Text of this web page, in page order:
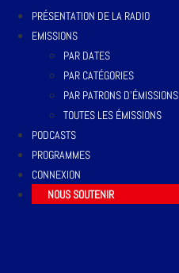
PRÉSENTATION DE LA RADIO
EMISSIONS
PAR DATES
PAR CATÉGORIES
PAR PATRONS D’ÉMISSIONS
TOUTES LES ÉMISSIONS
PODCASTS
PROGRAMMES
CONNEXION
NOUS SOUTENIR